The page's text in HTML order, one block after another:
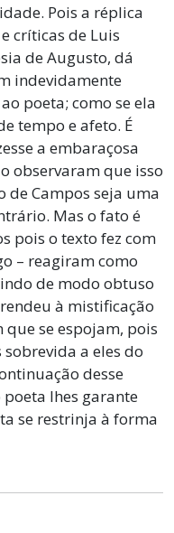
Pois a réplica
críticas de Luis
de Augusto, dá
indevidamente
poeta; como se ela
tempo e afeto. É
a embaraçosa
observaram que isso
de Campos seja uma
Mas o fato é
pois o texto fez com
– reagiram como
de modo obtuso
à mistificação
se espojam, pois
a eles do
desse
lhes garante
se restrinja à forma